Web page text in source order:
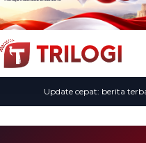
Update cepat: berita